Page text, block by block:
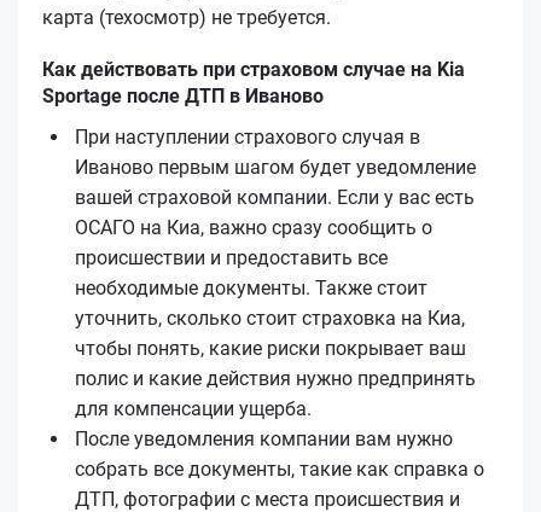
карта (техосмотр) не требуется.
Как действовать при страховом случае на Kia
Sportage после ДТП в Иваново
При наступлении страхового случая в
Иваново первым шагом будет уведомление
вашей страховой компании. Если у вас есть
ОСАГО на Киа, важно сразу сообщить о
происшествии и предоставить все
необходимые документы. Также стоит
уточнить, сколько стоит страховка на Киа,
чтобы понять, какие риски покрывает ваш
полис и какие действия нужно предпринять
для компенсации ущерба.
После уведомления компании вам нужно
собрать все документы, такие как справка о
ДТП, фотографии с места происшествия и